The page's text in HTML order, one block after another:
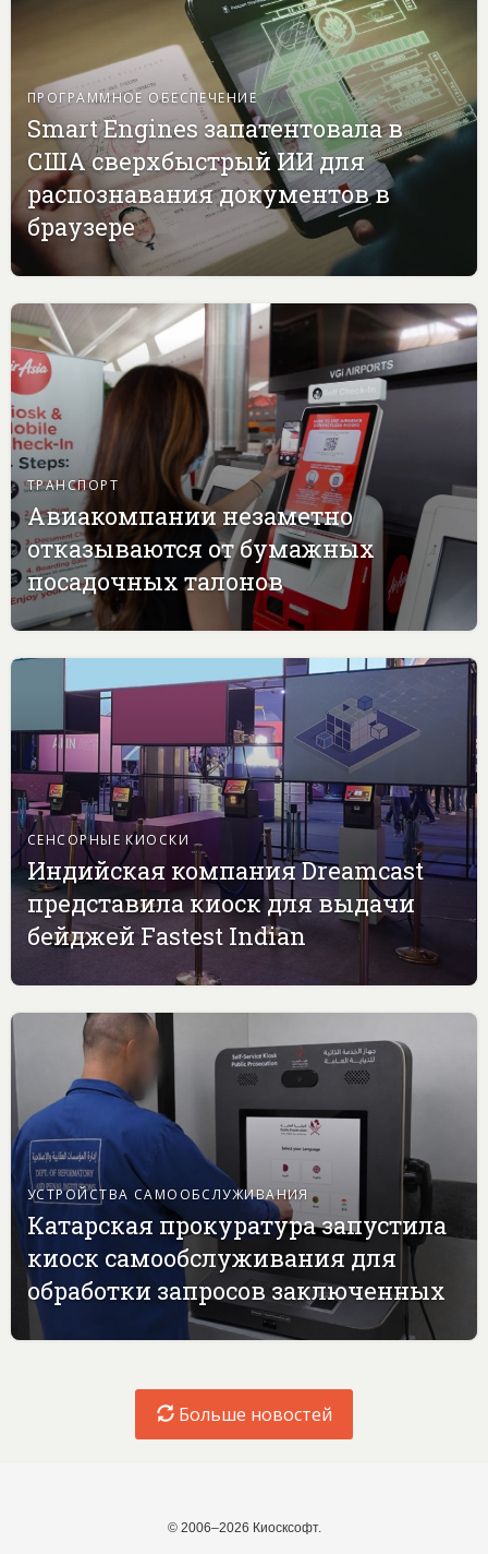
ПРОГРАММНОЕ ОБЕСПЕЧЕНИЕ
Smart Engines запатентовала в
США сверхбыстрый ИИ для
распознавания документов в
браузере
ТРАНСПОРТ
Авиакомпании незаметно
отказываются от бумажных
посадочных талонов
СЕНСОРНЫЕ КИОСКИ
Индийская компания Dreamcast
представила киоск для выдачи
бейджей Fastest Indian
УСТРОЙСТВА САМООБСЛУЖИВАНИЯ
Катарская прокуратура запустила
киоск самообслуживания для
обработки запросов заключенных
Больше новостей
© 2006–2026 Киосксофт.